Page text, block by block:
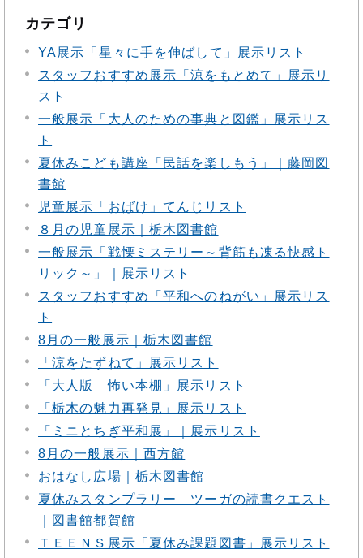
カテゴリ
YA展示「星々に手を伸ばして」展示リスト
スタッフおすすめ展示「涼をもとめて」展示リ
スト
一般展示「大人のための事典と図鑑」展示リス
ト
夏休みこども講座「民話を楽しもう」｜藤岡図
書館
児童展示「おばけ」てんじリスト
８月の児童展示｜栃木図書館
一般展示「戦慄ミステリー～背筋も凍る快感ト
リック～」｜展示リスト
スタッフおすすめ「平和へのねがい」展示リス
ト
8月の一般展示｜栃木図書館
「涼をたずねて」展示リスト
「大人版 怖い本棚」展示リスト
「栃木の魅力再発見」展示リスト
「ミニとちぎ平和展」｜展示リスト
8月の一般展示｜西方館
おはなし広場｜栃木図書館
夏休みスタンプラリー ツーガの読書クエスト
｜図書館都賀館
ＴＥＥＮＳ展示「夏休み課題図書」展示リスト